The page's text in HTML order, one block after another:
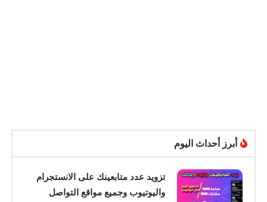
أبرز أحداث اليوم
تزويد عدد متابعينك على الانستجرام
واليوتيوب وجميع مواقع التواصل